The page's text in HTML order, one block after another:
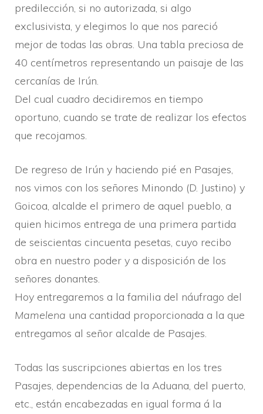
predilección, si no autorizada, si algo
exclusivista, y elegimos lo que nos pareció
mejor de todas las obras. Una tabla preciosa de
40 centí­metros representando un paisaje de las
cercaní­as de Irún.
Del cual cuadro decidiremos en tiempo
oportuno, cuando se trate de realizar los efectos
que recojamos.
De regreso de Irún y haciendo pié en Pasajes,
nos vimos con los señores Minondo (D. Justino) y
Goicoa, alcalde el primero de aquel pueblo, a
quien hicimos entrega de una primera partida
de seiscientas cincuenta pesetas, cuyo recibo
obra en nuestro poder y a disposición de los
señores donantes.
Hoy entregaremos a la familia del náufrago del
Mamelena una cantidad proporcionada a la que
entregamos al señor alcalde de Pasajes.
Todas las suscripciones abiertas en los tres
Pasajes, dependencias de la Aduana, del puerto,
etc., están encabezadas en igual forma á la